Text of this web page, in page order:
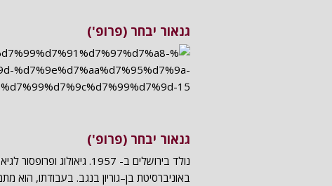
גנאור יבחר (פרופ')
גנאור יבחר (פרופ')
נולד בירושלים ב- 1957.
באוניברסיטת בן–גוריון בנגב. בעבודתו, הוא